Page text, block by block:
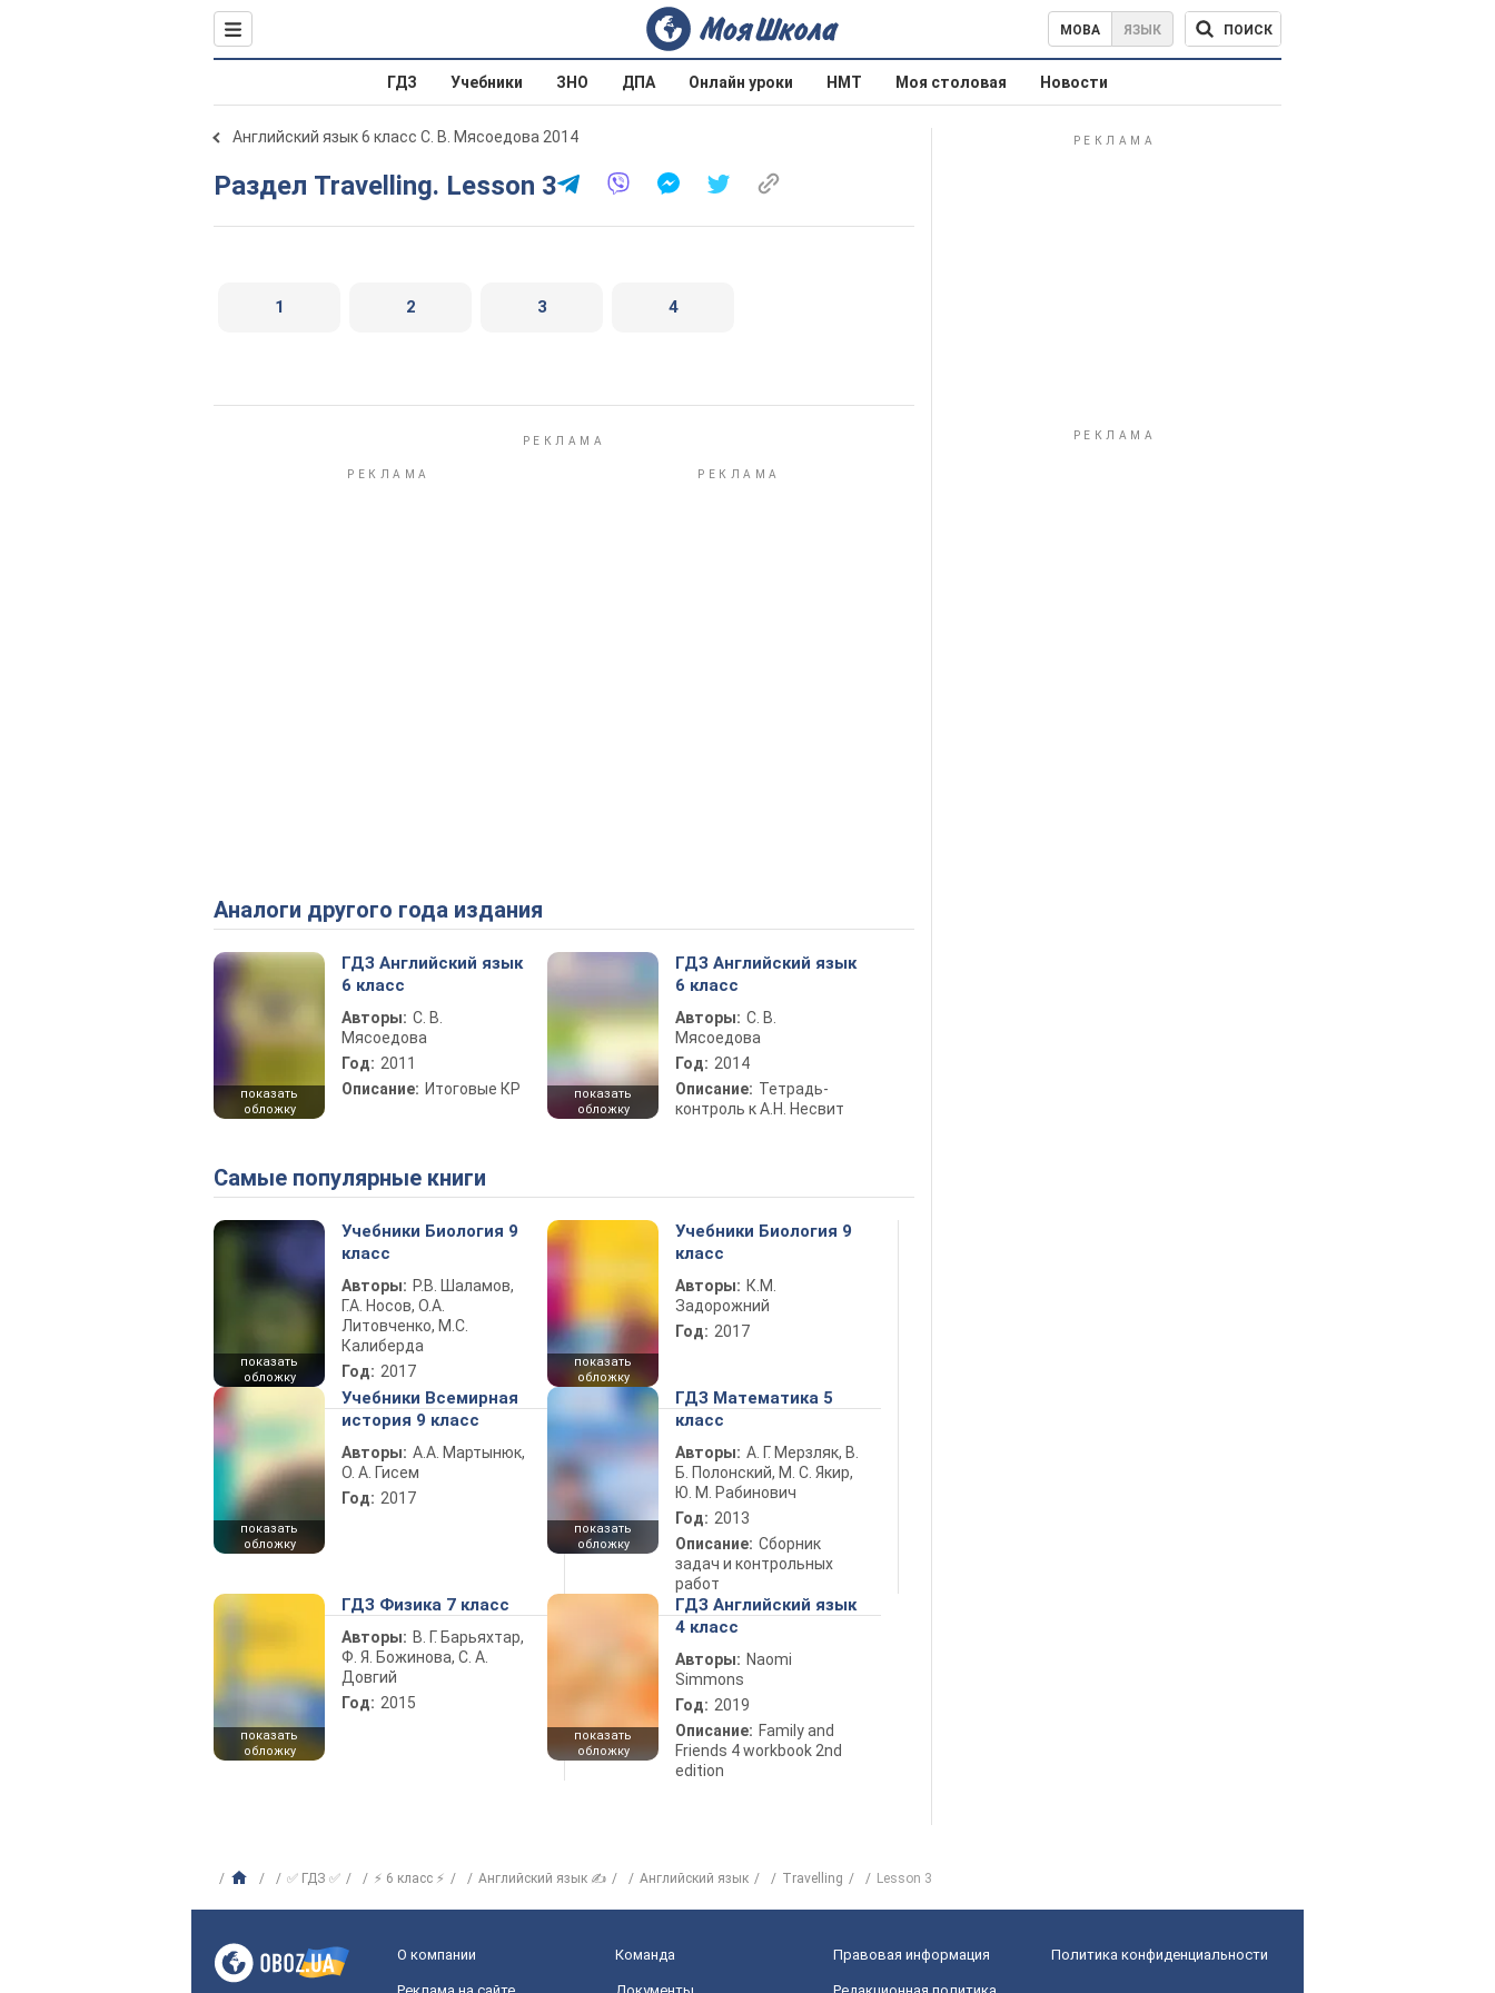
МОВА ЯЗЫК ПОИСК
ГДЗ Учебники ЗНО ДПА Онлайн уроки НМТ Моя столовая Новости
Английский язык 6 класс С. В. Мясоедова 2014
Раздел Travelling. Lesson 3
1 2 3 4
Аналоги другого года издания
показать
обложку
ГДЗ Английский язык
6 класс
Авторы: С. В.
Мясоедова
Год: 2011
Описание: Итоговые КР
показать
обложку
ГДЗ Английский язык
6 класс
Авторы: С. В.
Мясоедова
Год: 2014
Описание: Тетрадь-
контроль к А.Н. Несвит
Самые популярные книги
показать
обложку
Учебники Биология 9
класс
Авторы: Р.В. Шаламов,
Г.А. Носов, О.А.
Литовченко, М.С.
Калиберда
Год: 2017
показать
обложку
Учебники Биология 9
класс
Авторы: К.М.
Задорожний
Год: 2017
показать
обложку
Учебники Всемирная
история 9 класс
Авторы: А.А. Мартынюк,
О. А. Гисем
Год: 2017
показать
обложку
ГДЗ Математика 5
класс
Авторы: А. Г. Мерзляк, В.
Б. Полонский, М. С. Якир,
Ю. М. Рабинович
Год: 2013
Описание: Сборник
задач и контрольных
работ
показать
обложку
ГДЗ Физика 7 класс
Авторы: В. Г. Барьяхтар,
Ф. Я. Божинова, С. А.
Довгий
Год: 2015
показать
обложку
ГДЗ Английский язык
4 класс
Авторы: Naomi
Simmons
Год: 2019
Описание: Family and
Friends 4 workbook 2nd
edition
✅ ГДЗ ✅ ⚡ 6 класс ⚡ Английский язык ✍ Английский язык Travelling Lesson 3
О компании Команда Правовая информация Политика конфиденциальности